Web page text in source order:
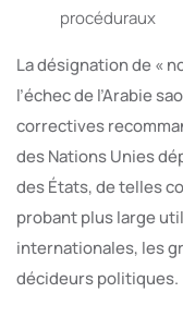
procéduraux
La désignation de «
l’échec de l’Arabie
correctives
des Nations Unies
des États, de telles
probant plus large
internationales, les
décideurs politiques.